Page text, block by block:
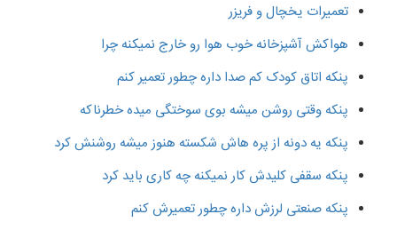
تعمیرات یخچال و فریزر
هواکش آشپزخانه خوب هوا رو خارج نمیکنه چرا
پنکه اتاق کودک کم صدا داره چطور تعمیر کنم
پنکه وقتی روشن میشه بوی سوختگی میده خطرناکه
پنکه یه دونه از پره هاش شکسته هنوز میشه روشنش کرد
پنکه سقفی کلیدش کار نمیکنه چه کاری باید کرد
پنکه صنعتی لرزش داره چطور تعمیرش کنم